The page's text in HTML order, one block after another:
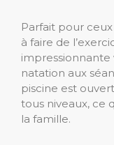
Parfait pour
à faire de
impressionnante
natation aux
piscine est
tous niveaux, ce
la famille.